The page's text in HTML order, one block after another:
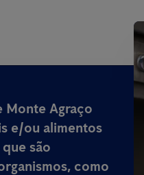
Monte Agraço
e/ou alimentos
são
como